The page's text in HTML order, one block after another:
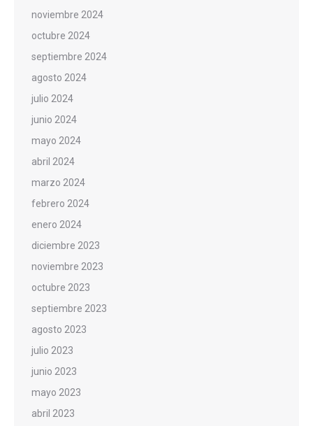
noviembre 2024
octubre 2024
septiembre 2024
agosto 2024
julio 2024
junio 2024
mayo 2024
abril 2024
marzo 2024
febrero 2024
enero 2024
diciembre 2023
noviembre 2023
octubre 2023
septiembre 2023
agosto 2023
julio 2023
junio 2023
mayo 2023
abril 2023